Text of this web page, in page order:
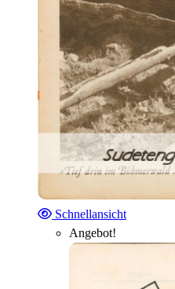
Schnellansicht
Angebot!